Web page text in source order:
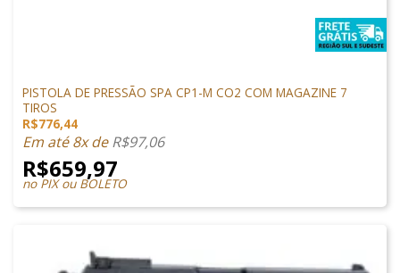
PISTOLA DE PRESSÃO SPA CP1-M CO2 COM MAGAZINE 7
TIROS
R$776,44
Em até 8x deR$97,06
R$659,97
no PIX ou BOLETO